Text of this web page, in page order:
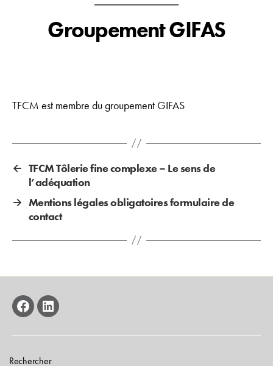
Groupement GIFAS
TFCM est membre du groupement GIFAS
← TFCM Tôlerie fine complexe – Le sens de
l’adéquation
→ Mentions légales obligatoires formulaire de
contact
facebooklinkedin
Rechercher